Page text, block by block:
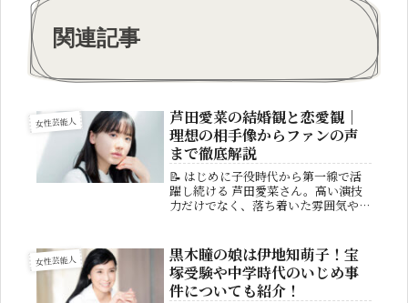
関連記事
女性芸能人
芦田愛菜の結婚観と恋愛観｜
理想の相手像からファンの声
まで徹底解説
📝 はじめに子役時代から第一線で活
躍し続ける 芦田愛菜さん。高い演技
力だけでなく、落ち着いた雰囲気や誠
まれています。現在は女優として活躍
しながら学業にも力を注いでおり、そ
の...
女性芸能人
黒木瞳の娘は伊地知萌子！宝
塚受験や中学時代のいじめ事
件についても紹介！